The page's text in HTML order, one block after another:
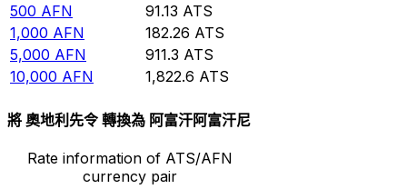
500 AFN 91.13 ATS
1,000 AFN 182.26 ATS
5,000 AFN 911.3 ATS
10,000 AFN 1,822.6 ATS
將 奧地利先令 轉換為 阿富汗阿富汗尼
Rate information of ATS/AFN
currency pair